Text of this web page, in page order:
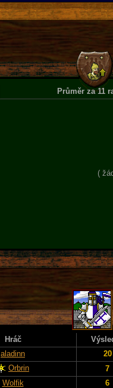
Průměr za 11
(
Hráč
aladinn 20
Orbrin 7
Wolfik 6